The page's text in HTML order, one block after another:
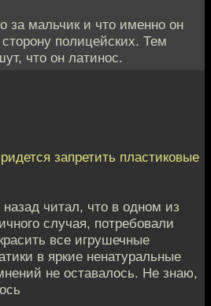
за мальчик и что именно он
полицейских. Тем
что он латинос.
запретить пластиковые
читал, что в одном из
случая, потребовали
все игрушечные
в яркие ненатуральные
не оставалось. Не знаю,